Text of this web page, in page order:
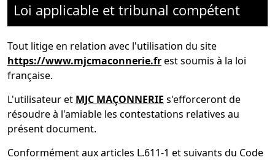
Loi applicable et tribunal compétent
Tout litige en relation avec l'utilisation du site
https://www.mjcmaconnerie.frest soumis à la loi
française.
L'utilisateur et MJC MAÇONNERIE s'efforceront de
résoudre à l'amiable les contestations relatives au
présent document.
Conformément aux articles L.611-1 et suivants du Code